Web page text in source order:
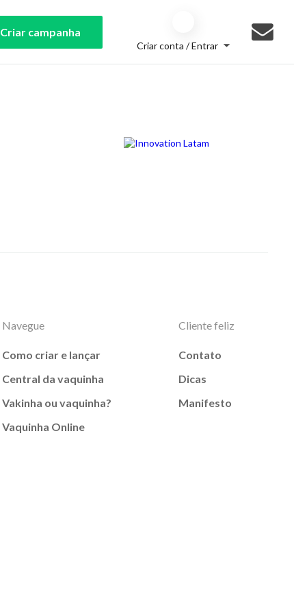
Criar campanha
Criar conta / Entrar
Navegue
Como criar e lançar
Central da vaquinha
Vakinha ou vaquinha?
Vaquinha Online
Cliente feliz
Contato
Dicas
Manifesto